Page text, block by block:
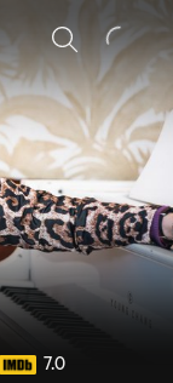
Sök
7.0